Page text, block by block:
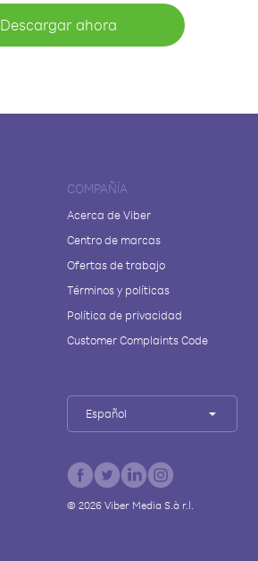
Descargar ahora
COMPAÑÍA
Acerca de Viber
Centro de marcas
Ofertas de trabajo
Términos y políticas
Política de privacidad
Customer Complaints Code
Español
© 2026Viber Media S.à r.l.